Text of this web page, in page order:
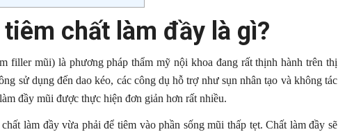
chất làm đầy là gì?
filler mũi) là phương pháp thẩm mỹ nội khoa đang rất thịnh hành trên thị
sử dụng đến dao kéo, các công dụ hỗ trợ như sụn nhân tạo và không tác
đầy mũi được thực hiện đơn giản hơn rất nhiều.
làm đầy vừa phải để tiêm vào phần sống mũi thấp tẹt. Chất làm đầy sẽ